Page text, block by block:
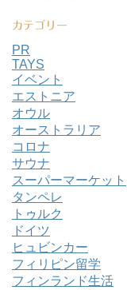
カテゴリー
PR
TAYS
イベント
エストニア
オウル
オーストラリア
コロナ
サウナ
スーパーマーケット
タンペレ
トゥルク
ドイツ
ヒュビンカー
フィリピン留学
フィンランド生活